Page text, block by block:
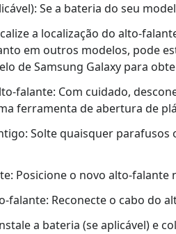
Se a bateria do seu
a localização do alto-
em outros modelos, pode
de Samsung Galaxy para
falante: Com cuidado,
ferramenta de abertura de
Solte quaisquer
Posicione o novo alto-
falante: Reconecte o cabo
a bateria (se aplicável) e